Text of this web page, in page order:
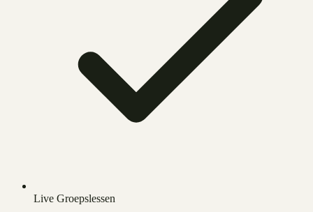
Live Groepslessen